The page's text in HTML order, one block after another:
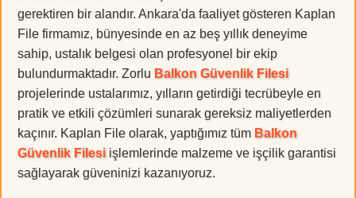
gerektiren bir alandır. Ankara'da faaliyet gösteren Kaplan
File firmamız, bünyesinde en az beş yıllık deneyime
sahip, ustalık belgesi olan profesyonel bir ekip
bulundurmaktadır. Zorlu Balkon Güvenlik Filesi
projelerinde ustalarımız, yılların getirdiği tecrübeyle en
pratik ve etkili çözümleri sunarak gereksiz maliyetlerden
kaçınır. Kaplan File olarak, yaptığımız tüm Balkon
Güvenlik Filesi işlemlerinde malzeme ve işçilik garantisi
sağlayarak güveninizi kazanıyoruz.